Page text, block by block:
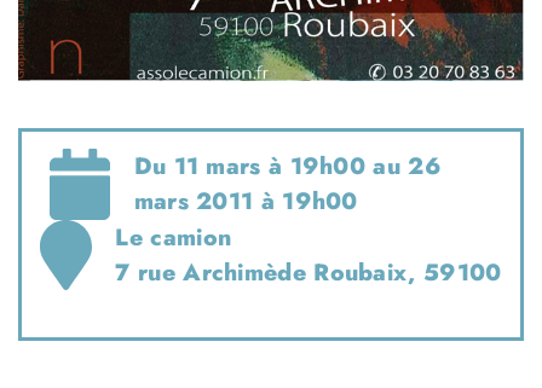
Du 11 mars à 19h00 au 26
mars 2011 à 19h00
Le camion
7 rue Archimède Roubaix, 59100